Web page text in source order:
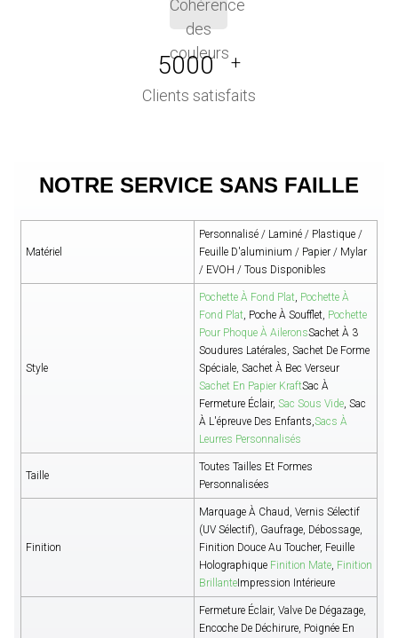
5000 +
Clients satisfaits
NOTRE SERVICE SANS FAILLE
Matériel
Personnalisé / Laminé / Plastique /
Feuille D'aluminium / Papier / Mylar
/ EVOH / Tous Disponibles
Style
Pochette À Fond Plat, Pochette À
Fond Plat, Poche À Soufflet, Pochette
Pour Phoque À AileronsSachet À 3
Soudures Latérales, Sachet De Forme
Spéciale, Sachet À Bec Verseur
Sachet En Papier KraftSac À
Fermeture Éclair, Sac Sous Vide, Sac
À L'épreuve Des Enfants,Sacs À
Leurres Personnalisés
Taille
Toutes Tailles Et Formes
Personnalisées
Finition
Marquage À Chaud, Vernis Sélectif
(UV Sélectif), Gaufrage, Débossage,
Finition Douce Au Toucher, Feuille
Holographique Finition Mate, Finition
BrillanteImpression Intérieure
Fermeture Éclair, Valve De Dégazage,
Encoche De Déchirure, Poignée En